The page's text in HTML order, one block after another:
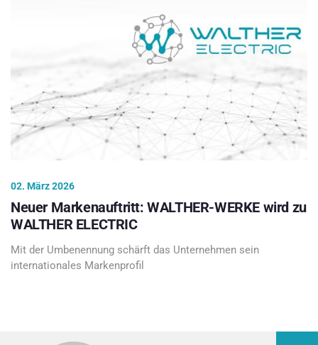
02. März 2026
Neuer Markenauftritt: WALTHER-WERKE wird zu
WALTHER ELECTRIC
Mit der Umbenennung schärft das Unternehmen sein
internationales Markenprofil